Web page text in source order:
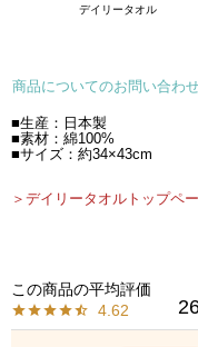
デイリータオル
商品についてのお問い合わ
■生産：日本製
■素材：綿100%
■サイズ：約34×43cm
＞デイリータオルトップペ
4.62